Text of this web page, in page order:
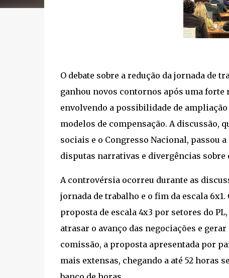
O debate sobre a redução da jornada de
ganhou novos contornos após uma
envolvendo a possibilidade de
modelos de compensação. A discussão,
sociais e o Congresso Nacional, passou
disputas narrativas e divergências sobre
A controvérsia ocorreu durante as
jornada de trabalho e o fim da escala
proposta de escala 4x3 por setores do
atrasar o avanço das negociações e
comissão, a proposta apresentada por
mais extensas, chegando a até 52 horas